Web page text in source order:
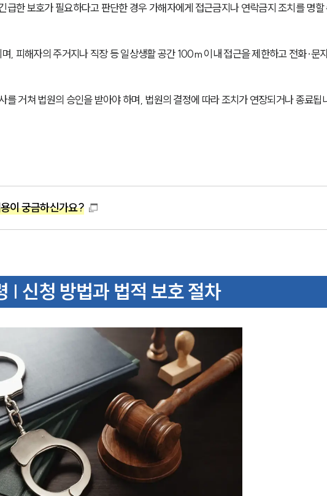
급한 보호가 필요하다고 판단한 경우 가해자에게 접근금지나 연락금지 조치를 명할
, 피해자의 주거지나 직장 등 일상생활 공간 100m 이내 접근을 제한하고 전화·문
를 거쳐 법원의 승인을 받아야 하며, 법원의 결정에 따라 조치가 연장되거나 종료됩
이 궁금하신가요?
| 신청 방법과 법적 보호 절차